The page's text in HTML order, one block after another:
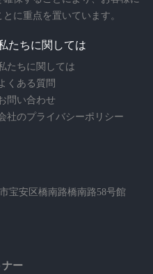
に重点を置いています。
たちに関しては
たちに関しては
くある質問
問い合わせ
社のプライバシーポリシー
宝安区橋南路橋南路58号館
ナー